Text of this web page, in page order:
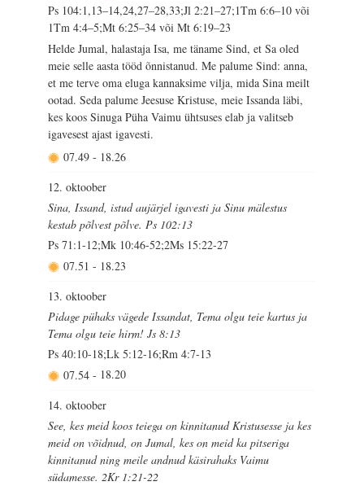
Ps 104:1,13–14,24,27–28,33;Jl 2:21–27;1Tm 6:6–10 või
1Tm 4:4–5;Mt 6:25–34 või Mt 6:19–23
Helde Jumal, halastaja Isa, me täname Sind, et Sa oled
meie selle aasta tööd õnnistanud. Me palume Sind: anna,
et me terve oma eluga kannaksime vilja, mida Sina meilt
ootad. Seda palume Jeesuse Kristuse, meie Issanda läbi,
kes koos Sinuga Püha Vaimu ühtsuses elab ja valitseb
igavesest ajast igavesti.
07.49 - 18.26
12. oktoober
Sina, Issand, istud aujärjel igavesti ja Sinu mälestus
kestab põlvest põlve. Ps 102:13
Ps 71:1-12;Mk 10:46-52;2Ms 15:22-27
07.51 - 18.23
13. oktoober
Pidage pühaks vägede Issandat, Tema olgu teie kartus ja
Tema olgu teie hirm! Js 8:13
Ps 40:10-18;Lk 5:12-16;Rm 4:7-13
07.54 - 18.20
14. oktoober
See, kes meid koos teiega on kinnitanud Kristusesse ja kes
meid on võidnud, on Jumal, kes on meid ka pitseriga
kinnitanud ning meile andnud käsirahaks Vaimu
südamesse. 2Kr 1:21-22